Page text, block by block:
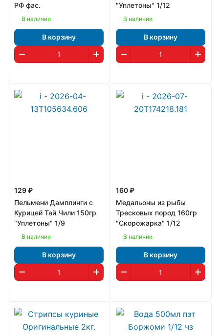
РФ фас.
В наличии
В корзину
"Уплетоны" 1/12
В наличии
В корзину
129 ₽
Пельмени Дамплинги с
Курицей Тай Чили 150гр
"Уплетоны" 1/9
В наличии
В корзину
160 ₽
Медальоны из рыбы
Тресковых пород 160гр
"Скорожарка" 1/12
В наличии
В корзину